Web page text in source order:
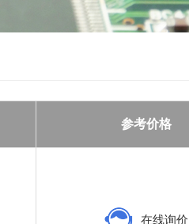
参考价格
在线询价